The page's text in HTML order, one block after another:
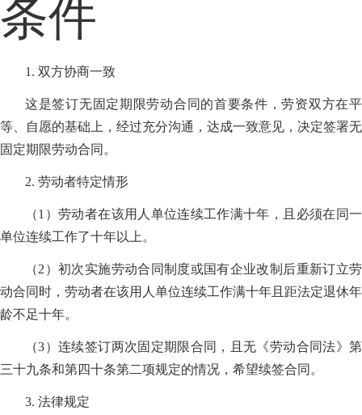
1. 双方协商一致
这是签订无固定期限劳动合同的首要条件，劳资双方在平
等、自愿的基础上，经过充分沟通，达成一致意见，决定签署无
固定期限劳动合同。
2. 劳动者特定情形
（1）劳动者在该用人单位连续工作满十年，且必须在同一
单位连续工作了十年以上。
（2）初次实施劳动合同制度或国有企业改制后重新订立劳
动合同时，劳动者在该用人单位连续工作满十年且距法定退休年
龄不足十年。
（3）连续签订两次固定期限合同，且无《劳动合同法》第
三十九条和第四十条第二项规定的情况，希望续签合同。
3. 法律规定